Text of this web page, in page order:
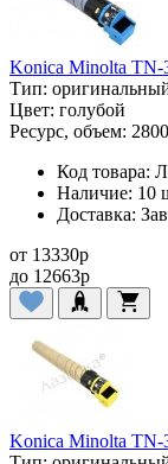
Konica Minolta TN-
Тип:
Цвет: голубой
Ресурс, объем:
Код товара:
Наличие: 10
Доставка:
от 13330p
до 12663p
Konica Minolta TN-